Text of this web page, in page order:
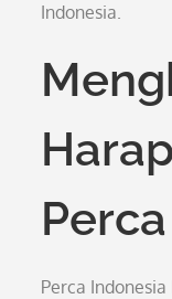
Indonesia.
Perca